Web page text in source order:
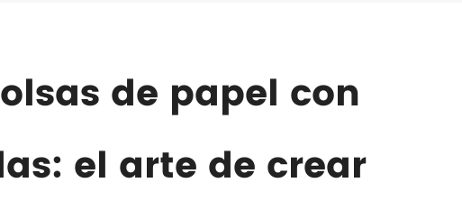
de papel con
el arte de crear